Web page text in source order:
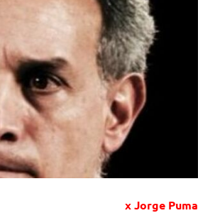
x Jorge Puma